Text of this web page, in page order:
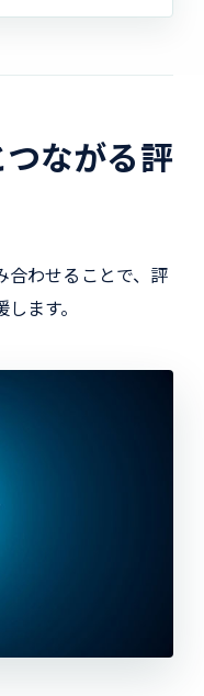
ながる評
合わせることで、評
ます。